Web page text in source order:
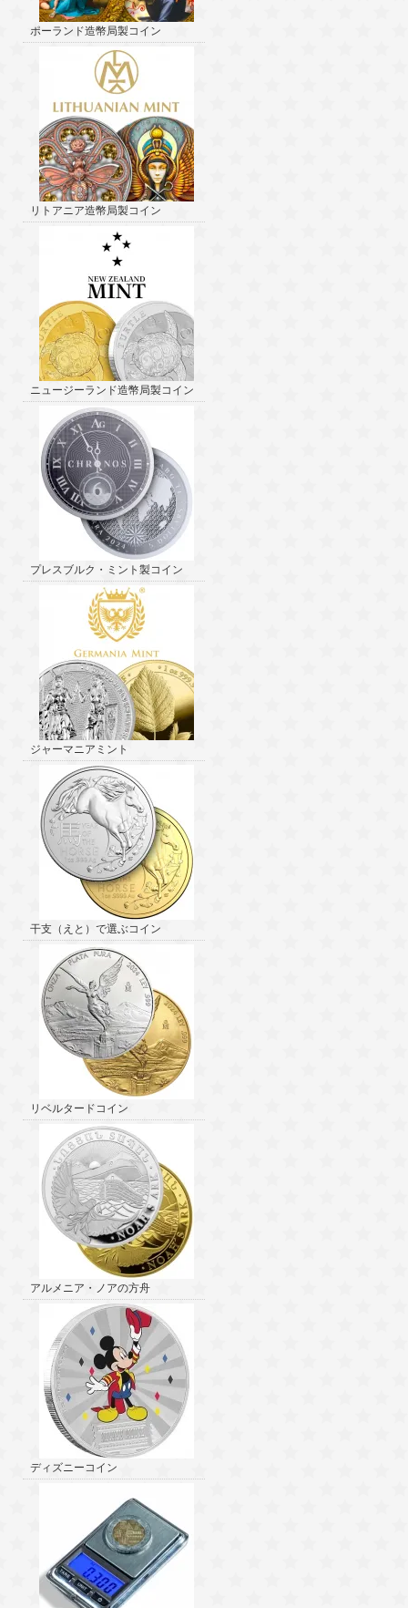
ポーランド造幣局製コイン
リトアニア造幣局製コイン
ニュージーランド造幣局製コイン
プレスブルク・ミント製コイン
ジャーマニアミント
干支（えと）で選ぶコイン
リベルタードコイン
アルメニア・ノアの方舟
ディズニーコイン